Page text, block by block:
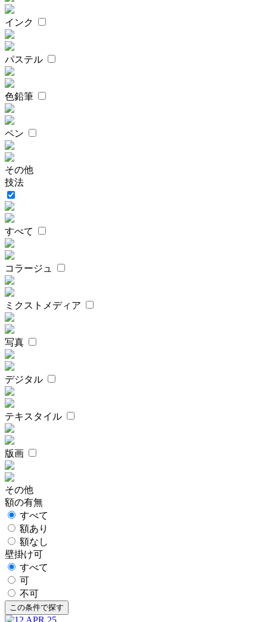
インク
パステル
色鉛筆
ペン
その他
技法
すべて
コラージュ
ミクストメディア
写真
デジタル
テキスタイル
版画
その他
額の有無
すべて
額あり
額なし
壁掛け可
すべて
可
不可